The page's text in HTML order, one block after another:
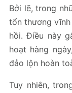
Bởi lẽ, trong
tổn thương
hồi. Điều này
hoạt hàng
đảo lộn hoàn
Tuy nhiên,